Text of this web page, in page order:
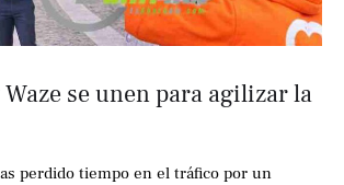
se unen para agilizar la
perdido tiempo en el tráfico por un